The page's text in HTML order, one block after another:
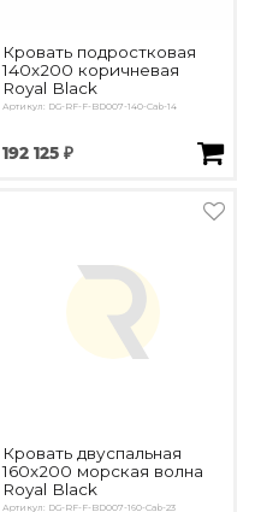
Кровать подростковая
140х200 коричневая
Royal Black
Артикул: DG-RF-F-BD007-140-Cab-14
192 125 ₽
Кровать двуспальная
160х200 морская волна
Royal Black
Артикул: DG-RF-F-BD007-160-Cab-23